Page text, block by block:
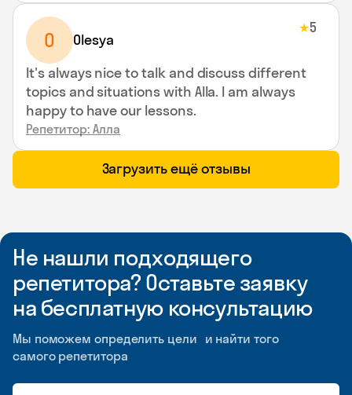
O Olesya
★5
It's always nice to talk and discuss different
topics and situations with Alla. I am always
happy to have our lessons.
Репетитор: Алла
Загрузить ещё отзывы
Не нашли подходящего
репетитора? Оставьте заявку
на бесплатную консультацию
Мы поможем определить цели и найти того
самого репетитора